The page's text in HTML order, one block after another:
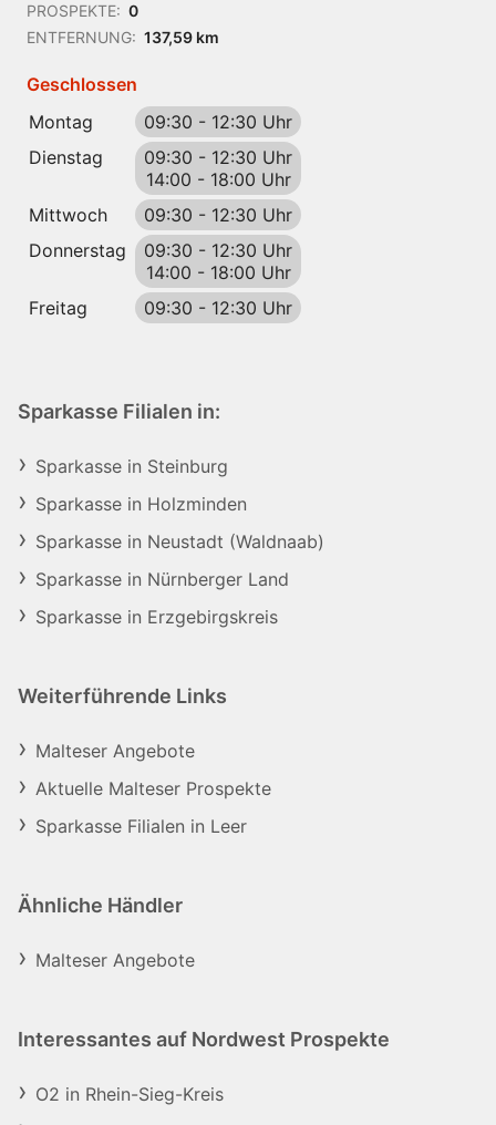
PROSPEKTE: 0
ENTFERNUNG: 137,59 km
Geschlossen
Montag
09:30 - 12:30 Uhr
Dienstag
09:30 - 12:30 Uhr
14:00 - 18:00 Uhr
Mittwoch
09:30 - 12:30 Uhr
Donnerstag
09:30 - 12:30 Uhr
14:00 - 18:00 Uhr
Freitag
09:30 - 12:30 Uhr
Sparkasse Filialen in:
Sparkasse in Steinburg
Sparkasse in Holzminden
Sparkasse in Neustadt (Waldnaab)
Sparkasse in Nürnberger Land
Sparkasse in Erzgebirgskreis
Weiterführende Links
Malteser Angebote
Aktuelle Malteser Prospekte
Sparkasse Filialen in Leer
Ähnliche Händler
Malteser Angebote
Interessantes auf Nordwest Prospekte
O2 in Rhein-Sieg-Kreis